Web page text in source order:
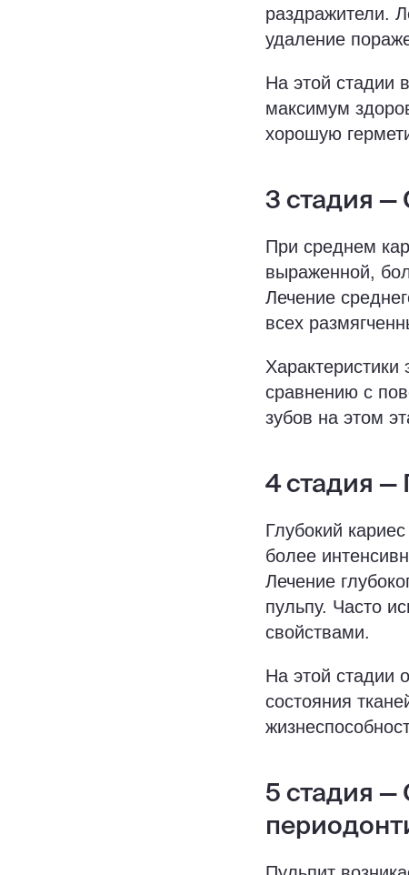
раздражители.
удаление
На этой стадии
максимум
хорошую
3 стадия —
При среднем
выраженной,
Лечение
всех
сравнению с
зубов на этом
4 стадия —
Глубокий
более
Лечение
пульпу. Часто
свойствами.
На этой стадии
состояния
5 стадия —